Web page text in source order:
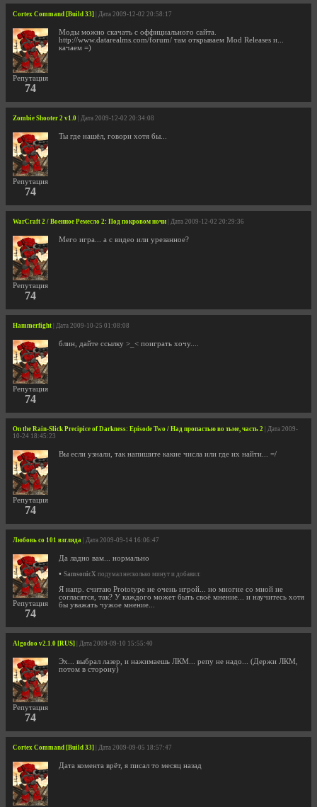
Cortex Command [Build 33] | Дата 2009-12-02 20:58:17
Репутация
74
Моды можно скачать с оффициального сайта.
http://www.datarealms.com/forum/ там открываем Mod Releases и...
качаем =)
Zombie Shooter 2 v1.0 | Дата 2009-12-02 20:34:08
Репутация
74
Ты где нашёл, говори хотя бы...
WarCraft 2 / Военное Ремесло 2: Под покровом ночи | Дата 2009-12-02 20:29:36
Репутация
74
Мего игра... а с видео или урезанное?
Hammerfight | Дата 2009-10-25 01:08:08
Репутация
74
блин, дайте ссылку >_< поиграть хочу....
On the Rain-Slick Precipice of Darkness: Episode Two / Над пропастью во тьме, часть 2 | Дата 2009-
10-24 18:45:23
Репутация
74
Вы если узнали, так напишите какие числа или где их найти... =/
Любовь со 101 взгляда | Дата 2009-09-14 16:06:47
Репутация
74
Да ладно вам... нормально
• SamsonicX подумал несколько минут и добавил:
Я напр. считаю Prototype не очень игрой... но многие со мной не
согласятся, так? У каждого может быть своё мнение... и научитесь хотя
бы уважать чужое мнение...
Algodoo v2.1.0 [RUS] | Дата 2009-09-10 15:55:40
Репутация
74
Эх... выбрал лазер, и нажимаешь ЛКМ... репу не надо... (Держи ЛКМ,
потом в сторону)
Cortex Command [Build 33] | Дата 2009-09-05 18:57:47
Дата комента врёт, я писал то месяц назад